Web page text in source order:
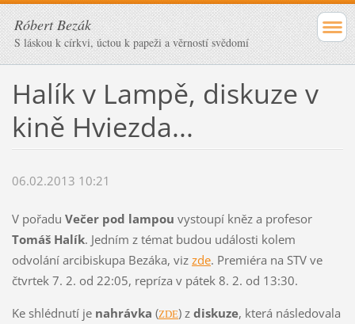
Róbert Bezák
S láskou k církvi, úctou k papeži a věrností svědomí
Halík v Lampě, diskuze v
kině Hviezda...
06.02.2013 10:21
V pořadu Večer pod lampou vystoupí kněz a profesor
Tomáš Halík. Jedním z témat budou události kolem
odvolání arcibiskupa Bezáka, viz zde. Premiéra na STV ve
čtvrtek 7. 2. od 22:05, repríza v pátek 8. 2. od 13:30.
Ke shlédnutí je nahrávka (ZDE) z diskuze, která následovala